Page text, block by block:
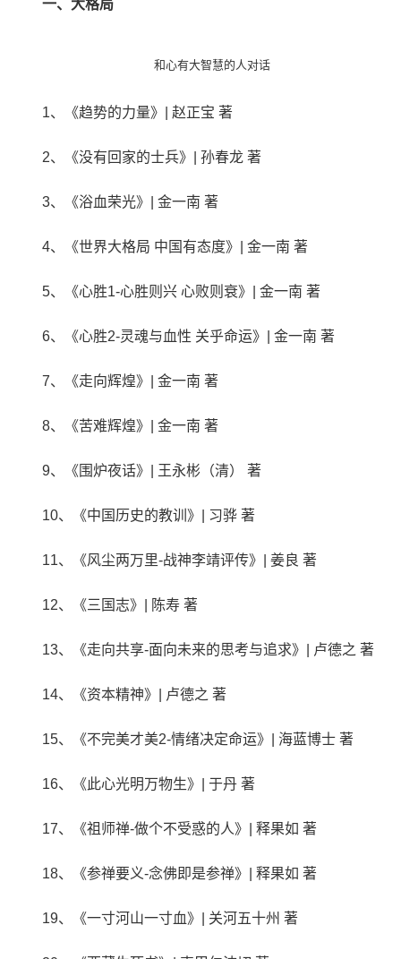
一、大格局
和心有大智慧的人对话
1、《趋势的力量》| 赵正宝 著
2、《没有回家的士兵》| 孙春龙 著
3、《浴血荣光》| 金一南 著
4、《世界大格局 中国有态度》| 金一南 著
5、《心胜1-心胜则兴 心败则衰》| 金一南 著
6、《心胜2-灵魂与血性 关乎命运》| 金一南 著
7、《走向辉煌》| 金一南 著
8、《苦难辉煌》| 金一南 著
9、《围炉夜话》| 王永彬（清） 著
10、《中国历史的教训》| 习骅 著
11、《风尘两万里-战神李靖评传》| 姜良 著
12、《三国志》| 陈寿 著
13、《走向共享-面向未来的思考与追求》| 卢德之 著
14、《资本精神》| 卢德之 著
15、《不完美才美2-情绪决定命运》| 海蓝博士 著
16、《此心光明万物生》| 于丹 著
17、《祖师禅-做个不受惑的人》| 释果如 著
18、《参禅要义-念佛即是参禅》| 释果如 著
19、《一寸河山一寸血》| 关河五十州 著